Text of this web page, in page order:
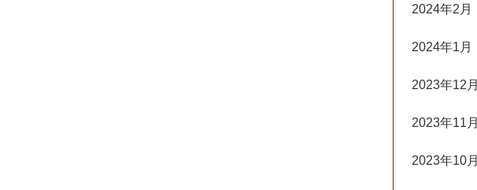
2024年2月
2024年1月
2023年12月
2023年11月
2023年10月